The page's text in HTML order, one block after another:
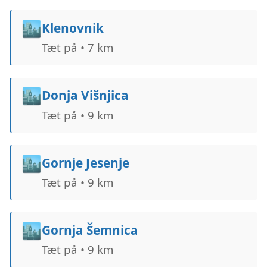
🏙️Klenovnik
Tæt på • 7 km
🏙️Donja Višnjica
Tæt på • 9 km
🏙️Gornje Jesenje
Tæt på • 9 km
🏙️Gornja Šemnica
Tæt på • 9 km